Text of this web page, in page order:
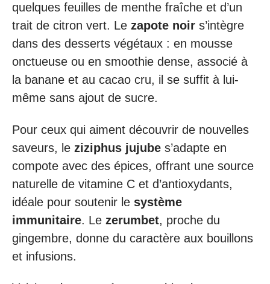
quelques feuilles de menthe fraîche et d’un
trait de citron vert. Le zapote noir s’intègre
dans des desserts végétaux : en mousse
onctueuse ou en smoothie dense, associé à
la banane et au cacao cru, il se suffit à lui-
même sans ajout de sucre.
Pour ceux qui aiment découvrir de nouvelles
saveurs, le ziziphus jujube s’adapte en
compote avec des épices, offrant une source
naturelle de vitamine C et d’antioxydants,
idéale pour soutenir le système
immunitaire. Le zerumbet, proche du
gingembre, donne du caractère aux bouillons
et infusions.